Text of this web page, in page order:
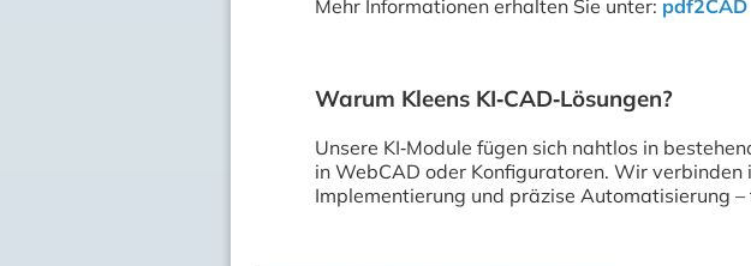
Mehr Informationen erhalten Sie unter: pdf2CAD
Warum Kleens KI‑CAD‑Lösungen?
Unsere KI‑Module fügen sich nahtlos in
in WebCAD oder Konfiguratoren. Wir
Implementierung und präzise Automatisierung